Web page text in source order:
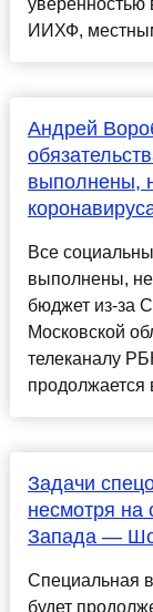
уверенностью
ИИХФ,
Андрей
выполнены,
Все
выполнены,
бюджет из-за
Московской
телеканалу
продолжается
Задачи
несмотря на
Запада —
Специальная
будет